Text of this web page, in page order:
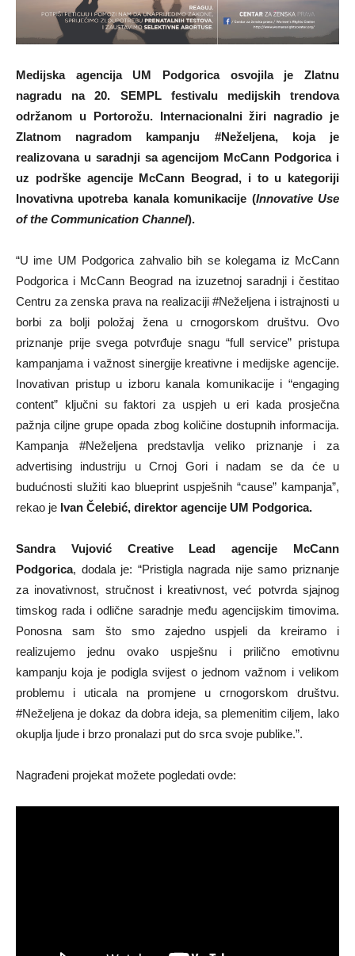
Medijska agencija UM Podgorica osvojila je Zlatnu
nagradu na 20. SEMPL festivalu medijskih trendova
održanom u Portorožu. Internacionalni žiri nagradio je
Zlatnom nagradom kampanju #Neželjena, koja je
realizovana u saradnji sa agencijom McCann Podgorica i
uz podrške agencije McCann Beograd, i to u kategoriji
Inovativna upotreba kanala komunikacije (Innovative Use
of the Communication Channel).
“U ime UM Podgorica zahvalio bih se kolegama iz McCann
Podgorica i McCann Beograd na izuzetnoj saradnji i čestitao
Centru za zenska prava na realizaciji #Neželjena i istrajnosti u
borbi za bolji položaj žena u crnogorskom društvu. Ovo
priznanje prije svega potvrđuje snagu “full service” pristupa
kampanjama i važnost sinergije kreativne i medijske agencije.
Inovativan pristup u izboru kanala komunikacije i “engaging
content” ključni su faktori za uspjeh u eri kada prosječna
pažnja ciljne grupe opada zbog količine dostupnih informacija.
Kampanja #Neželjena predstavlja veliko priznanje i za
advertising industriju u Crnoj Gori i nadam se da će u
budućnosti služiti kao blueprint uspješnih “cause” kampanja”,
rekao je Ivan Čelebić, direktor agencije UM Podgorica.
Sandra Vujović Creative Lead agencije McCann
Podgorica, dodala je: “Pristigla nagrada nije samo priznanje
za inovativnost, stručnost i kreativnost, već potvrda sjajnog
timskog rada i odlične saradnje među agencijskim timovima.
Ponosna sam što smo zajedno uspjeli da kreiramo i
realizujemo jednu ovako uspješnu i prilično emotivnu
kampanju koja je podigla svijest o jednom važnom i velikom
problemu i uticala na promjene u crnogorskom društvu.
#Neželjena je dokaz da dobra ideja, sa plemenitim ciljem, lako
okuplja ljude i brzo pronalazi put do srca svoje publike.”.
Nagrađeni projekat možete pogledati ovde: